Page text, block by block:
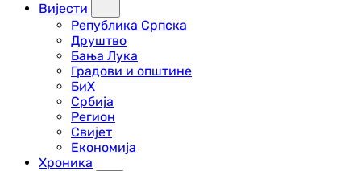
Вијести
Република Српска
Друштво
Бања Лука
Градови и општине
БиХ
Србија
Регион
Свијет
Економија
Хроника